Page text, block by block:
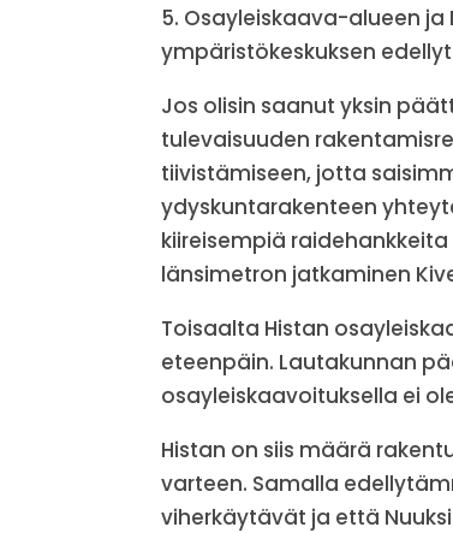
5. Osayleiskaava-alueen
ympäristökeskuksen
Jos olisin saanut yksin
tulevaisuuden
tiivistämiseen, jotta
ydyskuntarakenteen
kiireisempiä
länsimetron jatkaminen
Toisaalta Histan
eteenpäin. Lautakunnan
osayleiskaavoituksella ei
Histan on siis määrä
varteen. Samalla
viherkäytävät ja että